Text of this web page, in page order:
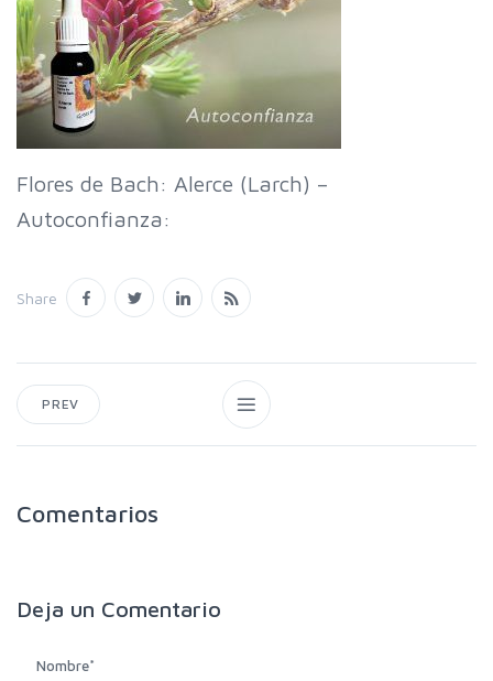
Flores de Bach: Alerce (Larch) –
Autoconfianza:
Share
PREV
Comentarios
Deja un Comentario
Nombre*